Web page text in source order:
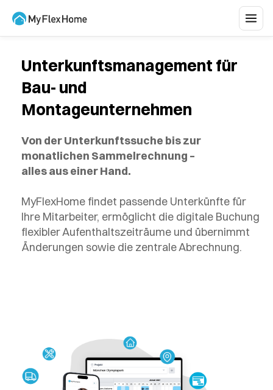
Unterkunftsmanagement für
Bau- und
Montageunternehmen
Von der Unterkunftssuche bis zur
monatlichen Sammelrechnung –
alles aus einer Hand.
MyFlexHome findet passende Unterkünfte für
Ihre Mitarbeiter, ermöglicht die digitale Buchung
flexibler Aufenthaltszeiträume und übernimmt
Änderungen sowie die zentrale Abrechnung.